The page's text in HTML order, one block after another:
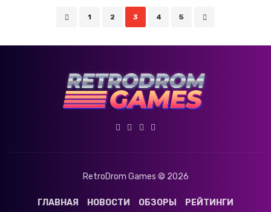
1 2 3 4 5
RetroDrom Games © 2026
ГЛАВНАЯ НОВОСТИ ОБЗОРЫ РЕЙТИНГИ